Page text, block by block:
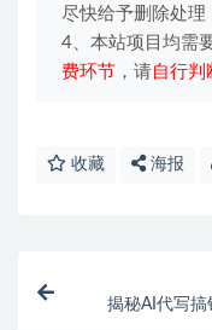
尽快给予删除处理
4、本站项目均需
费环节 ，请自行判
收藏 海报
揭秘AI代写搞